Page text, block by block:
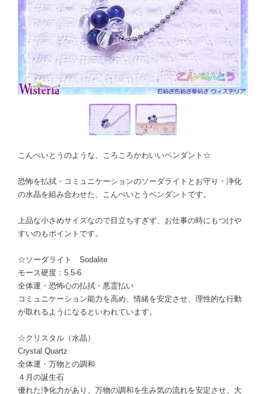
こんぺいとうのような、ころころかわいいペンダント☆
恐怖を払拭・コミュニケーションのソーダライトとお守り・浄化
の水晶を組み合わせた、こんぺいとうペンダントです。
上品な小さめサイズなので目立ちすぎず、お仕事の時にもつけや
すいのもポイントです。
☆ソーダライト Sodalite
モース硬度：5.5-6
全体運・恐怖心の払拭・悪霊払い
コミュニケーション能力を高め、情緒を安定させ、理性的な行動
が取れるようになるといわれています。
☆クリスタル（水晶）
Crystal Quartz
全体運・万物との調和
４月の誕生石
優れた浄化力があり、万物の調和を生み気の流れを安定させ、大